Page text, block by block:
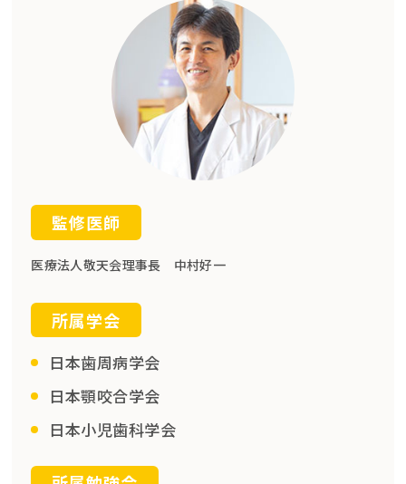
監修医師
医療法人敬天会理事長 中村好一
所属学会
日本歯周病学会
日本顎咬合学会
日本小児歯科学会